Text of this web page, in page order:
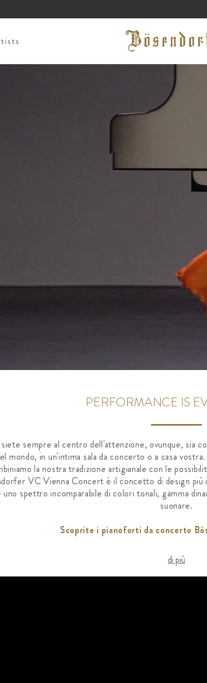
PERFORMANCE IS
siete sempre al centro dell'attenzione, ovunque, sia
mondo, in un'intima sala da concerto o a casa
la nostra tradizione artigianale con le
VC Vienna Concert è il concetto di design più
spettro incomparabile di colori tonali, gamma
suonare.
Scoprite i pianoforti da concerto
di più